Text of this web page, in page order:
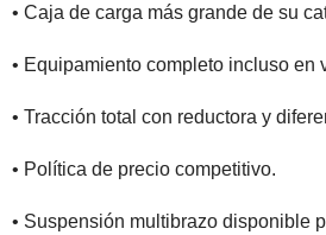
• Caja de carga más grande de su
• Equipamiento completo incluso en
• Tracción total con reductora y
• Política de precio competitivo.
• Suspensión multibrazo disponible